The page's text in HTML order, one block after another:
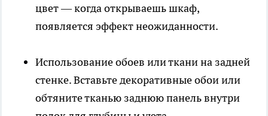
цвет — когда открываешь шкаф,
появляется эффект неожиданности.
Использование обоев или ткани на задней
стенке. Вставьте декоративные обои или
обтяните тканью заднюю панель внутри